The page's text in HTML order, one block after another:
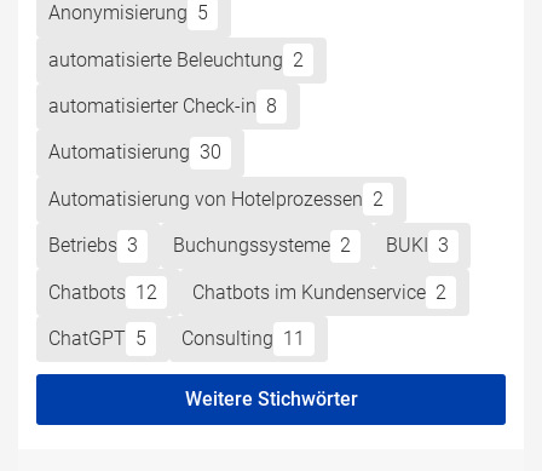
Anonymisierung 5
automatisierte Beleuchtung 2
automatisierter Check-in 8
Automatisierung 30
Automatisierung von Hotelprozessen 2
Betriebs 3 Buchungssysteme 2 BUKI 3
Chatbots 12 Chatbots im Kundenservice 2
ChatGPT 5 Consulting 11
Weitere Stichwörter